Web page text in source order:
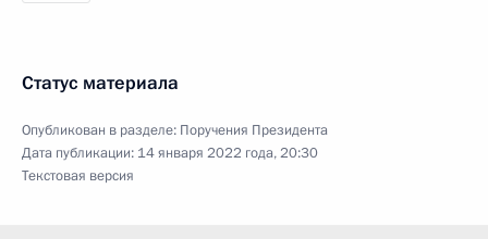
Статус материала
Опубликован в разделе: Поручения Президента
Дата публикации: 14 января 2022 года, 20:30
Текстовая версия